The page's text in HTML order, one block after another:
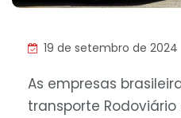
19 de setembro de 2024
As empresas
transporte